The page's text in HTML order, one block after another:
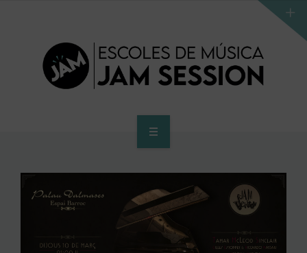
ESCUELA
PROGRAMA DE ACCESO AL SUPERIOR